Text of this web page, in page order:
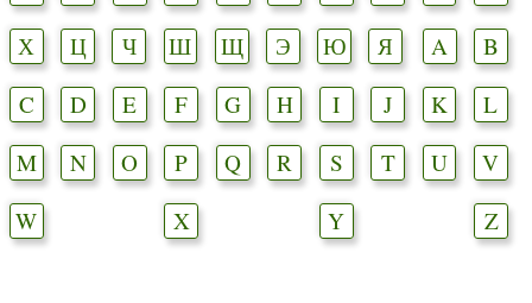
Х
Ц Ч Ш Щ Э Ю Я A
B
C
D E F G H I J K
L
M
N O P Q R S T U
V
W
X Y Z